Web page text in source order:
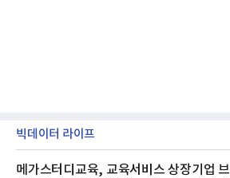
빅데이터 라이프
메가스터디교육, 교육서비스 상장기업 브